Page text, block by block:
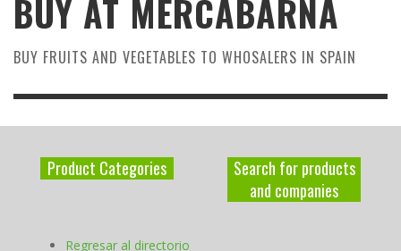
BUY AT MERCABARNA
BUY FRUITS AND VEGETABLES TO WHOSALERS IN SPAIN
Product Categories
Search for products
and companies
Regresar al directorio